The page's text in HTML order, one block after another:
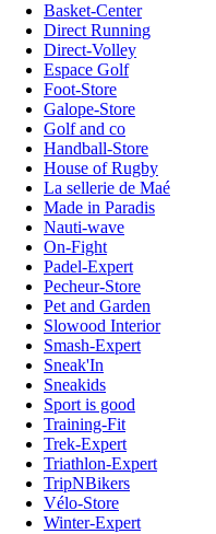
Basket-Center
Direct Running
Direct-Volley
Espace Golf
Foot-Store
Galope-Store
Golf and co
Handball-Store
House of Rugby
La sellerie de Maé
Made in Paradis
Nauti-wave
On-Fight
Padel-Expert
Pecheur-Store
Pet and Garden
Slowood Interior
Smash-Expert
Sneak'In
Sneakids
Sport is good
Training-Fit
Trek-Expert
Triathlon-Expert
TripNBikers
Vélo-Store
Winter-Expert